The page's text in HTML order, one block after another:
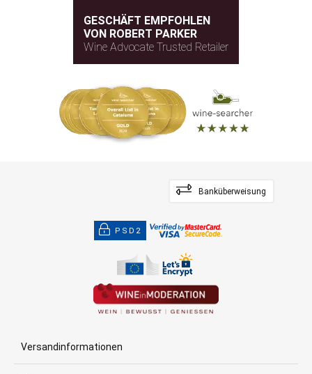
GESCHÄFT EMPFOHLEN
VON ROBERT PARKER
Wine Advocate Trusted Retailer
Banküberweisung
PSD2
Versandinformationen